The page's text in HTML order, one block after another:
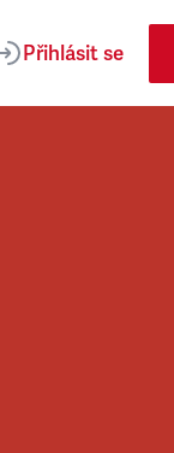
Přihlásit se